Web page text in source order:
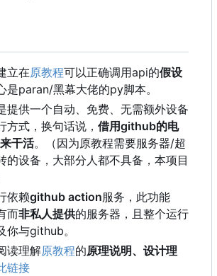
立在原教程可以正确调用api的假设
是paran/黑幕大佬的py脚本。
提供一个自动、免费、无需额外设备
方式，换句话说， 借用github的电
干活。（因为原教程需要服务器/超
的设备，大部分人都不具备，本项目
依赖github action服务，此功能
而非私人提供的服务器，且整个运行
你与github。
读理解原教程的原理说明、设计理
链接